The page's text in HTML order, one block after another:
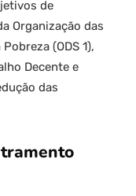
de
Organização das
(ODS 1),
Decente e
das